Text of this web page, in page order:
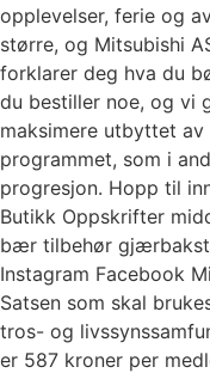
opplevelser, ferie og
større, og Mitsubishi
forklarer deg hva du
du bestiller noe, og vi
maksimere utbyttet
programmet, som i
progresjon. Hopp til
Butikk Oppskrifter
bær tilbehør gjærbakst
Instagram Facebook
Satsen som skal
tros- og
er 587 kroner per